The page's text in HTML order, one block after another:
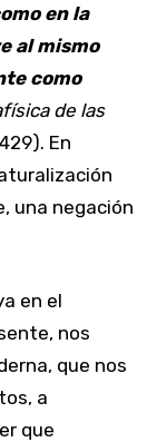
en la
al mismo
como
de las
En
una negación
en el
nos
que nos
a
que